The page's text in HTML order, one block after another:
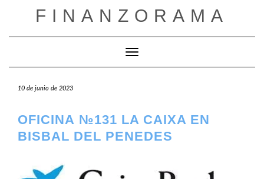
FINANZORAMA
Cambiar modo de navegación
10 de junio de 2023
OFICINA №131 LA CAIXA EN
BISBAL DEL PENEDES